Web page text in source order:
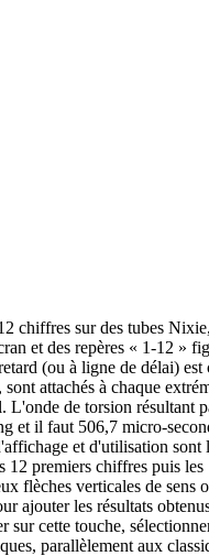
sur des tubes
et des repères « 1-12 »
(ou à ligne de délai)
attachés à chaque
de torsion
et il faut 506,7 micro-
et d'utilisation
premiers chiffres puis
flèches verticales de
ajouter les résultats
cette touche,
parallèlement aux